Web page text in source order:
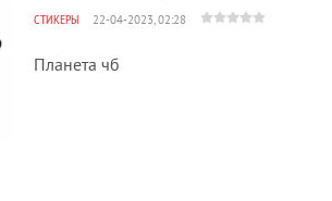
СТИКЕРЫ 22-04-2023, 02:28
Планета чб